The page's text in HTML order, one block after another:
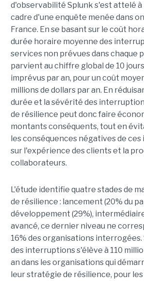
d'observabilité Splunk s'est attelé à
cadre d'une enquête menée dans
France. En se basant sur le coût
durée horaire moyenne des
services non prévues dans chaque
parvient au chiffre global de 10
imprévus par an, pour un coût
millions de dollars par an. En
durée et la sévérité des
de résilience peut donc faire
montants conséquents, tout en
les conséquences négatives de
sur l'expérience des clients et la
collaborateurs.
L'étude identifie quatre stades de
de résilience : lancement (20% du
développement (29%),
avancé, ce dernier niveau ne
16% des organisations interrogées.
des interruptions s'élève à 110
an dans les organisations qui
leur stratégie de résilience, pour